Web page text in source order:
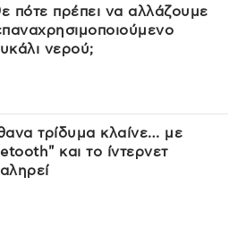
πότε πρέπει να αλλάζουμε
νερού;
τρίδυμα κλαίνε… με
και το ίντερνετ